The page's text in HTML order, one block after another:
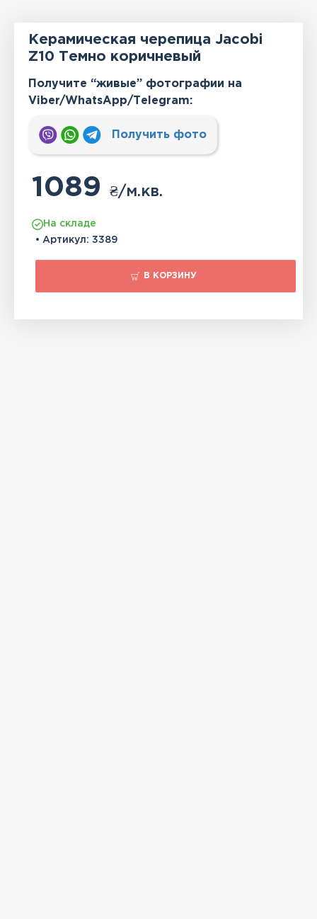
Керамическая черепица Jacobi
Z10 Темно коричневый
Получите “живые” фотографии на
Viber/WhatsApp/Тelegram:
Получить фото
1089₴/м.кв.
На складе
• Артикул: 3389
В КОРЗИНУ